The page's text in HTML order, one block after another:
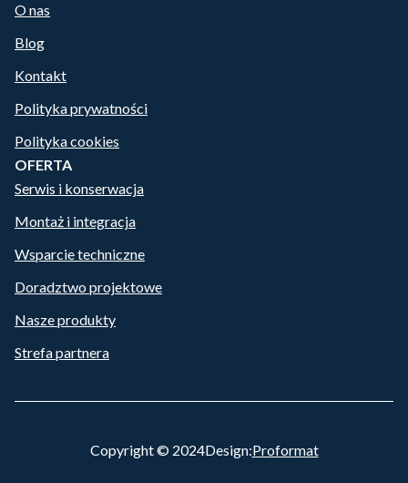
O nas
Blog
Kontakt
Polityka prywatności
Polityka cookies
OFERTA
Serwis i konserwacja
Montaż i integracja
Wsparcie techniczne
Doradztwo projektowe
Nasze produkty
Strefa partnera
Copyright © 2024Design:Proformat